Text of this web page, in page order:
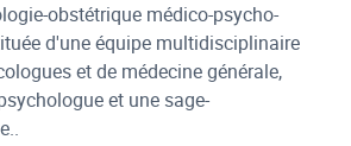
obstétrique médico-psycho-
d'une équipe multidisciplinaire
et de médecine générale,
et une sage-